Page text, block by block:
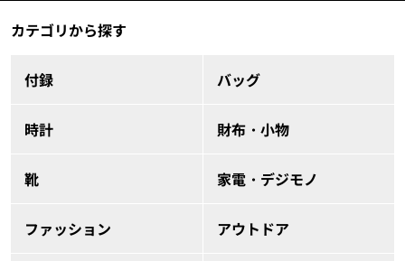
カテゴリから探す
付録 バッグ
時計 財布・小物
靴 家電・デジモノ
ファッション アウトドア